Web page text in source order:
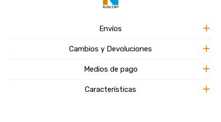
Envíos
Cambios y Devoluciones
Medios de pago
Características